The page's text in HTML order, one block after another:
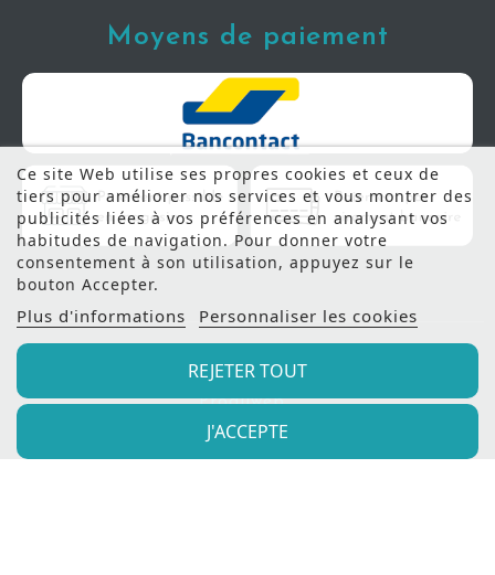
Ce site Web utilise ses propres cookies et ceux de
tiers pour améliorer nos services et vous montrer des
publicités liées à vos préférences en analysant vos
habitudes de navigation. Pour donner votre
consentement à son utilisation, appuyez sur le
bouton Accepter.
Plus d'informations Personnaliser les cookies
REJETER TOUT
J'ACCEPTE
Moyens de paiement
© 2022 - Meubles Manil | Création de site internet
Produweb™